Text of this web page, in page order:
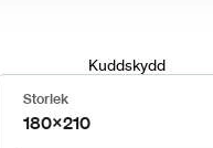
Kuddskydd
Storlek
180x210